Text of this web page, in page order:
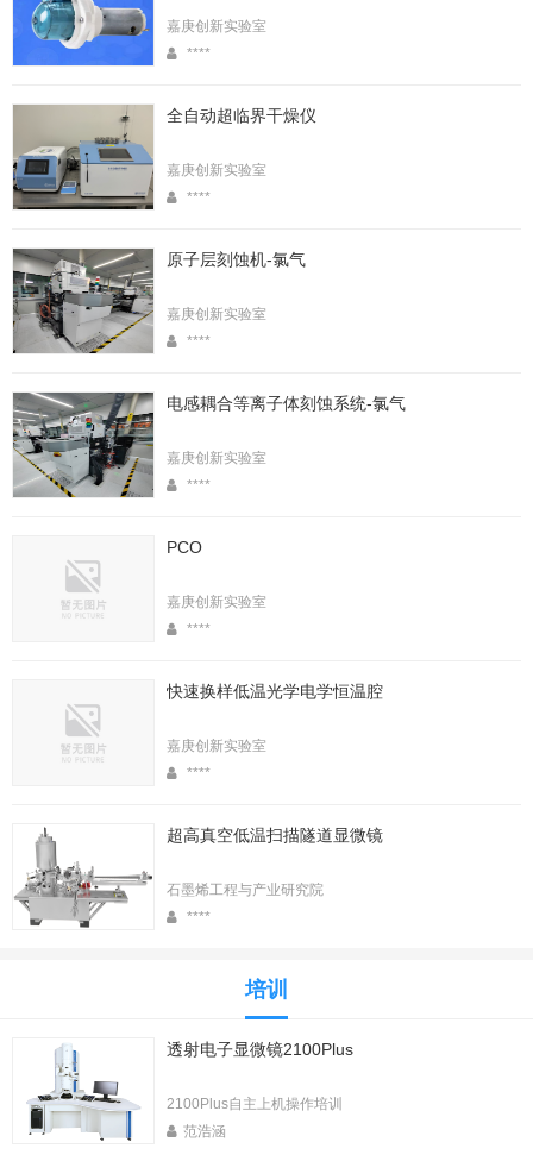
嘉庚创新实验室
****
全自动超临界干燥仪
嘉庚创新实验室
****
原子层刻蚀机-氯气
嘉庚创新实验室
****
电感耦合等离子体刻蚀系统-氯气
嘉庚创新实验室
****
PCO
嘉庚创新实验室
****
快速换样低温光学电学恒温腔
嘉庚创新实验室
****
超高真空低温扫描隧道显微镜
石墨烯工程与产业研究院
****
培训
透射电子显微镜2100Plus
2100Plus自主上机操作培训
范浩涵